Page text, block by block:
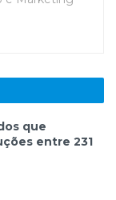
que
entre 231